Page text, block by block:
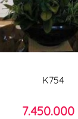
K754
7.450.000